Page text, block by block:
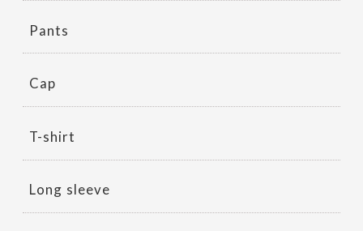
Pants
Cap
T-shirt
Long sleeve